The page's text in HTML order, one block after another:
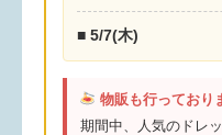
■ 5/7(木)
物販も行っており
期間中、人気のドレ